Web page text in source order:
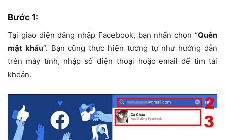
Bước 1:
Tại giao diện đăng nhập Facebook, bạn nhấn chọn “Quên
mật khẩu“. Bạn cũng thực hiện tương tự như hướng dẫn
trên máy tính, nhập số điện thoại hoặc email để tìm tài
khoản.